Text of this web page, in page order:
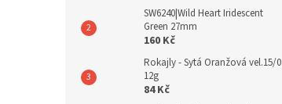
SW6240|Wild Heart Iridescent
Green 27mm
160 Kč
Rokajly - Sytá Oranžová vel.15/0
12g
84 Kč